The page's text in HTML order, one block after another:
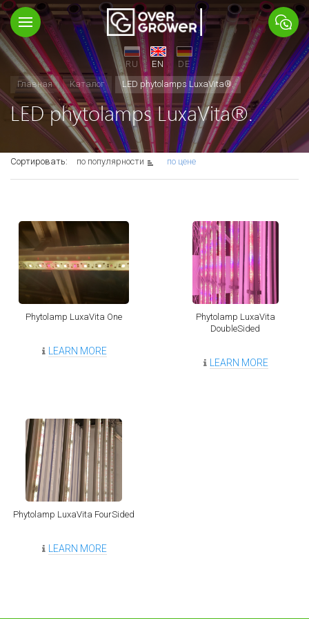
RU EN
DE
Главная
Каталог LED phytolamps LuxaVita®.
LED phytolamps LuxaVita®.
Сортировать: по популярности по цене
Phytolamp LuxaVita One
LEARN MORE
Phytolamp LuxaVita
DoubleSided
LEARN MORE
Phytolamp LuxaVita FourSided
LEARN MORE